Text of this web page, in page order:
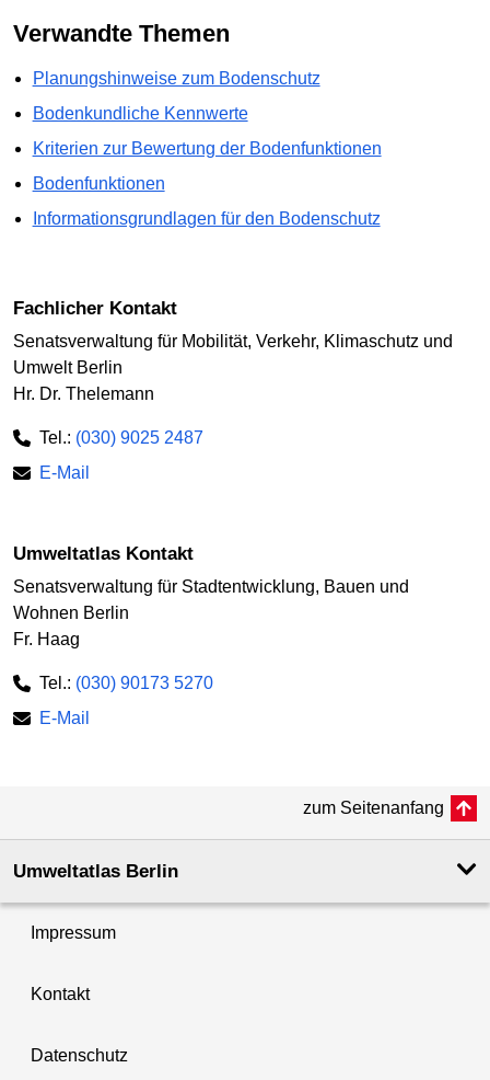
Verwandte Themen
Planungshinweise zum Bodenschutz
Bodenkundliche Kennwerte
Kriterien zur Bewertung der Bodenfunktionen
Bodenfunktionen
Informationsgrundlagen für den Bodenschutz
Fachlicher Kontakt
Senatsverwaltung für Mobilität, Verkehr, Klimaschutz und
Umwelt Berlin
Hr. Dr. Thelemann
Tel.: (030) 9025 2487
E-Mail
Umweltatlas Kontakt
Senatsverwaltung für Stadtentwicklung, Bauen und
Wohnen Berlin
Fr. Haag
Tel.: (030) 90173 5270
E-Mail
zum Seitenanfang
Umweltatlas Berlin
Impressum
Kontakt
Datenschutz